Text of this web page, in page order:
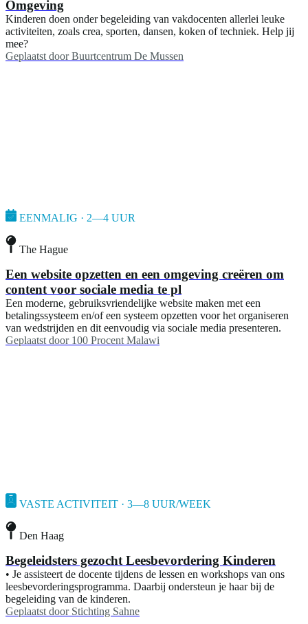
Omgeving
Kinderen doen onder begeleiding van vakdocenten allerlei leuke
activiteiten, zoals crea, sporten, dansen, koken of techniek. Help jij
mee?
Geplaatst door Buurtcentrum De Mussen
EENMALIG · 2—4 UUR
The Hague
Een website opzetten en een omgeving creëren om
content voor sociale media te pl
Een moderne, gebruiksvriendelijke website maken met een
betalingssysteem en/of een systeem opzetten voor het organiseren
van wedstrijden en dit eenvoudig via sociale media presenteren.
Geplaatst door 100 Procent Malawi
VASTE ACTIVITEIT · 3—8 UUR/WEEK
Den Haag
Begeleidsters gezocht Leesbevordering Kinderen
• Je assisteert de docente tijdens de lessen en workshops van ons
leesbevorderingsprogramma. Daarbij ondersteun je haar bij de
begeleiding van de kinderen.
Geplaatst door Stichting Sahne